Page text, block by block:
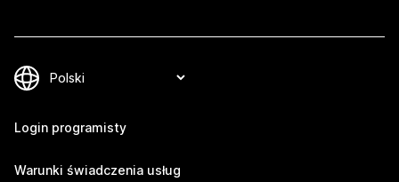
Login programisty
Warunki świadczenia usług